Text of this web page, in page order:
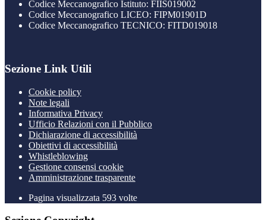
Codice Meccanografico Istituto: FIIS019002
Codice Meccanografico LICEO: FIPM01901D
Codice Meccanografico TECNICO: FITD019018
Sezione Link Utili
Cookie policy
Note legali
Informativa Privacy
Ufficio Relazioni con il Pubblico
Dichiarazione di accessibilità
Obiettivi di accessibilità
Whistleblowing
Gestione consensi cookie
Amministrazione trasparente
Pagina visualizzata 593 volte